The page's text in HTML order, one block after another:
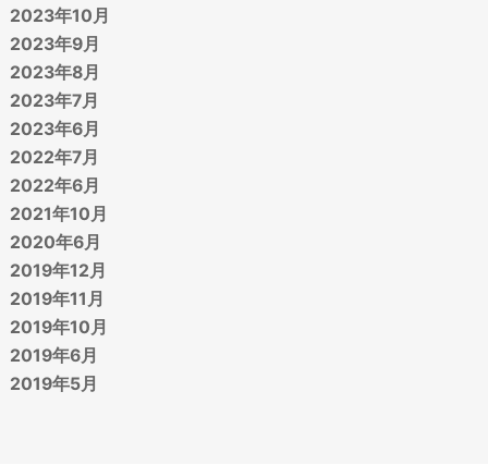
2023年10月
2023年9月
2023年8月
2023年7月
2023年6月
2022年7月
2022年6月
2021年10月
2020年6月
2019年12月
2019年11月
2019年10月
2019年6月
2019年5月